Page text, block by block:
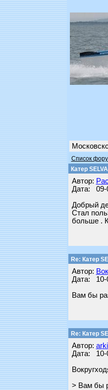
Список
Катер
Автор:
Дата: 09-
Добрый
Стал
больше .
Re: Катер
Автор:
Дата: 10-
Вам бы
Re: Катер
Автор:
Дата: 10-
> Вам бы